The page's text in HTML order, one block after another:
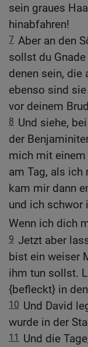
sein graues
hinabfahren!
7 Aber an den
sollst du
denen sein, die
ebenso sind
vor deinem
8 Und siehe,
der
mich mit
am Tag, als ich
kam mir dann
und ich schwor
Wenn ich dich
9 Jetzt aber
bist ein weiser
ihm tun sollst.
{befleckt} in
10 Und David
wurde in der
11 Und die